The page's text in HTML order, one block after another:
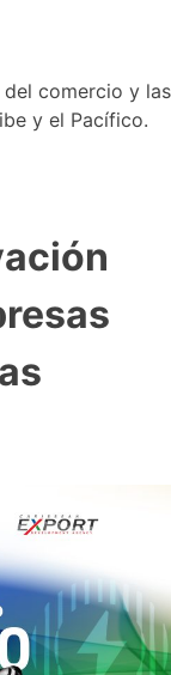
comercio y las
y el Pacífico.